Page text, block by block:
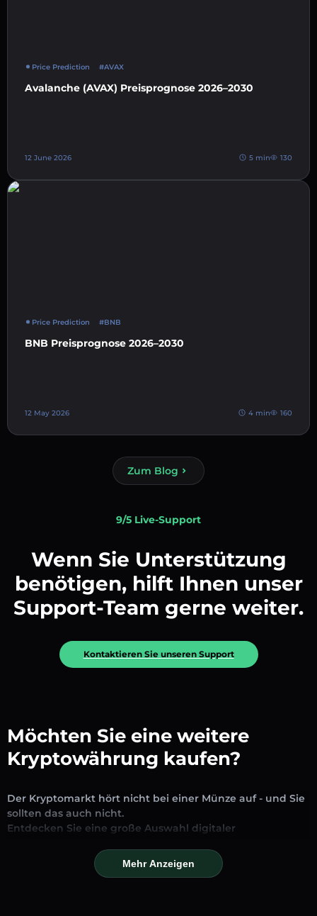
Price Prediction #AVAX
Avalanche (AVAX) Preisprognose 2026–2030
12 June 2026 5 min 130
Price Prediction #BNB
BNB Preisprognose 2026–2030
12 May 2026 4 min 160
Zum Blog
9/5 Live-Support
Wenn Sie Unterstützung
benötigen, hilft Ihnen unser
Support-Team gerne weiter.
Kontaktieren Sie unseren Support
Möchten Sie eine weitere
Kryptowährung kaufen?
Der Kryptomarkt hört nicht bei einer Münze auf - und Sie
sollten das auch nicht.
Entdecken Sie eine große Auswahl digitaler
Austausch und Handel verfügbar sind. Ob etablierte
Stablecoins, vielversprechende Altcoins oder trendige
Mehr Anzeigen